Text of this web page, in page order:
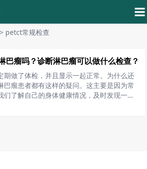
petct常规检查
巴瘤吗？诊断淋巴瘤可以做什么检查？
期做了体检，并且显示一起正常。为什么还
巴瘤患者都有这样的疑问。这主要是因为常
们了解自己的身体健康情况，及时发现一些
高血脂、或